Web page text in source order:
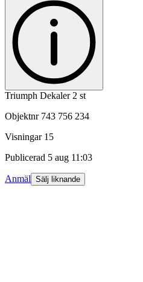
Triumph Dekaler 2 st
Objektnr 743 756 234
Visningar 15
Publicerad 5 aug 11:03
Anmäl Sälj liknande